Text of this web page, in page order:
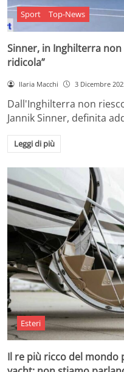
Sport Top-News
Sinner, in Inghilterra non
ridicola”
Ilaria Macchi 3 Dicembre
Dall'Inghilterra non
Jannik Sinner, definita
Leggi di più
Esteri
Il re più ricco del mondo